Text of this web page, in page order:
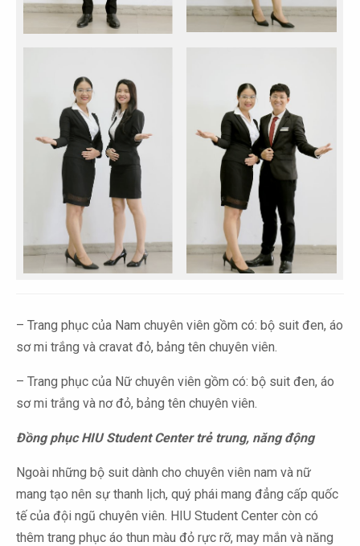
– Trang phục của Nam chuyên viên gồm có: bộ suit đen, áo
sơ mi trắng và cravat đỏ, bảng tên chuyên viên.
– Trang phục của Nữ chuyên viên gồm có: bộ suit đen, áo
sơ mi trắng và nơ đỏ, bảng tên chuyên viên.
Đồng phục HIU Student Center trẻ trung, năng động
Ngoài những bộ suit dành cho chuyên viên nam và nữ
mang tạo nên sự thanh lịch, quý phái mang đẳng cấp quốc
tế của đội ngũ chuyên viên. HIU Student Center còn có
thêm trang phục áo thun màu đỏ rực rỡ, may mắn và năng